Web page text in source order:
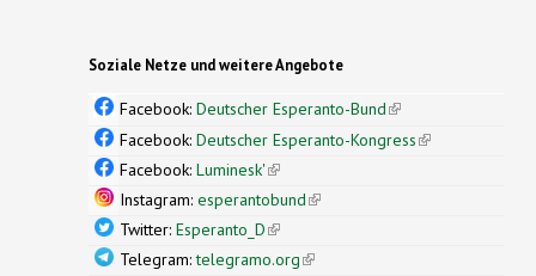
Soziale Netze und weitere Angebote
Facebook: Deutscher Esperanto-Bund(link is
external)
Facebook: Deutscher Esperanto-Kongress(link is
Facebook: Luminesk'(link is external)
Instagram: esperantobund(link is external)
Twitter: Esperanto_D(link is external)
Telegram:telegramo.org(link is external)